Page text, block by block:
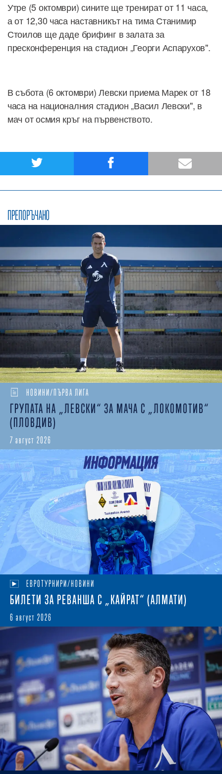
Утре (5 октомври) сините ще тренират от 11 часа,
а от 12,30 часа наставникът на тима Станимир
Стоилов ще даде брифинг в залата за
пресконференция на стадион „Георги Аспарухов".
В събота (6 октомври) Левски приема Марек от 18
часа на националния стадион „Васил Левски", в
мач от осмия кръг на първенството.
ПРЕПОРЪЧАНО
НОВИНИ/ПЪРВА ЛИГА
ГРУПАТА НА „ЛЕВСКИ“ ЗА МАЧА С „ЛОКОМОТИВ“
(ПЛОВДИВ)
7 август 2026
ЕВРОТУРНИРИ/НОВИНИ
БИЛЕТИ ЗА РЕВАНША С „КАЙРАТ“ (АЛМАТИ)
6 август 2026